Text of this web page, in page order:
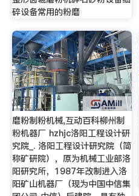
碎设备常用的粉磨
磨粉制粉机械,互动百科柳州制
粉机器厂 hzhjc洛阳工程设计研
究院_. 洛阳工程设计研究院（简
称矿研院），原为机械工业部洛
阳研究所，1987年改制进入洛
阳矿山机器厂（现为中国中信集